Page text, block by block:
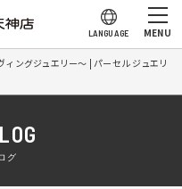
LANGUAGE MENU
ィングジュエリー～ | パーセル ジュエリ
グ